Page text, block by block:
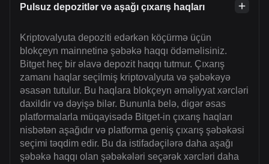
Pulsuz depozitlər və aşağı çıxarış haqları
Kriptovalyuta depoziti edərkən köçürmə üçün
blokçeyn mainnetinə şəbəkə haqqı ödəməlisiniz.
Bitget heç bir əlavə depozit haqqı tutmur. Çıxarış
zamanı haqlar seçilmiş kriptovalyuta və şəbəkəyə
əsasən tutulur. Bu haqlara blokçeyn əməliyyat xərcləri
daxildir və dəyişə bilər. Bununla belə, digər əsas
platformalarla müqayisədə Bitget-in çıxarış haqları
nisbətən aşağıdır və platforma geniş çıxarış şəbəkəsi
seçimi təqdim edir. Bu da istifadəçilərə daha aşağı
şəbəkə haqqı olan şəbəkələri seçərək xərcləri daha